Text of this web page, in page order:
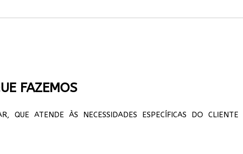
FAZEMOS
QUE ATENDE ÀS NECESSIDADES ESPECÍFICAS DO CLIENTE